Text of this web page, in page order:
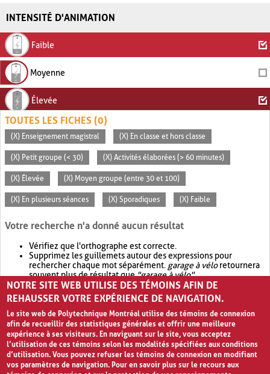
INTENSITÉ D'ANIMATION
Faible
Moyenne
Élevée
TOUTES LES FICHES (0)
(X) Enseignement magistral (X) En classe et hors classe
(X) Petit groupe (< 30) (X) Activités élaborées (> 60 minutes)
(X) Élevée (X) Moyen groupe (entre 30 et 100)
(X) En plusieurs séances (X) Sporadiques (X) Faible
Votre recherche n'a donné aucun résultat
Vérifiez que l'orthographe est correcte.
Supprimez les guillemets autour des expressions pour
rechercher chaque mot séparément. garage à véloretournera
souvent plus de résultat que"garage à vélo".
Envisagez d'élargir votre recherche avec OR.garage OR vélo
retournera souvent plus de résultat quegarage à vélo
NOTRE SITE WEB UTILISE DES TÉMOINS AFIN DE
REHAUSSER VOTRE EXPÉRIENCE DE NAVIGATION.
Le site web de Polytechnique Montréal utilise des témoins de connexion
afin de recueillir des statistiques générales et offrir une meilleure
expérience à ses visiteurs. En naviguant sur le site, vous acceptez
l’utilisation de ces témoins selon les modalités spécifiées aux conditions
d’utilisation. Vous pouvez refuser les témoins de connexion en modifiant
vos paramètres de navigation. Pour en savoir plus sur le recours aux